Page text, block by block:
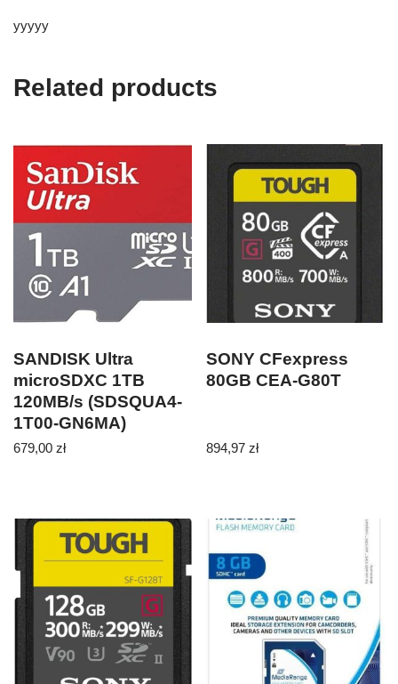
yyyyy
Related products
SANDISK Ultra
microSDXC 1TB
120MB/s (SDSQUA4-
1T00-GN6MA)
679,00 zł
SONY CFexpress
80GB CEA-G80T
894,97zł